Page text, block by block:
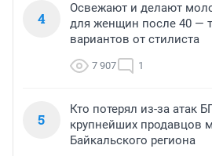
4
Освежают и делают
для женщин после 40 —
вариантов от стилиста
7 907 1
5
Кто потерял из-за атак
крупнейших продавцов
Байкальского региона